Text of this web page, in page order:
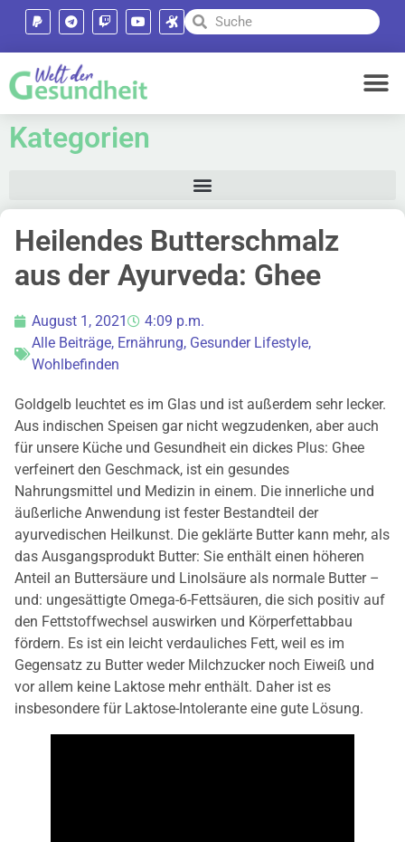
Kategorien
Heilendes Butterschmalz
aus der Ayurveda: Ghee
August 1, 2021
4:09 p.m.
Alle Beiträge, Ernährung, Gesunder Lifestyle,
Wohlbefinden
Goldgelb leuchtet es im Glas und ist außerdem sehr lecker.
Aus indischen Speisen gar nicht wegzudenken, aber auch
für unsere Küche und Gesundheit ein dickes Plus: Ghee
verfeinert den Geschmack, ist ein gesundes
Nahrungsmittel und Medizin in einem. Die innerliche und
äußerliche Anwendung ist fester Bestandteil der
ayurvedischen Heilkunst. Die geklärte Butter kann mehr, als
das Ausgangsprodukt Butter: Sie enthält einen höheren
Anteil an Buttersäure und Linolsäure als normale Butter –
und: ungesättigte Omega-6-Fettsäuren, die sich positiv auf
den Fettstoffwechsel auswirken und Körperfettabbau
fördern. Es ist ein leicht verdauliches Fett, weil es im
Gegensatz zu Butter weder Milchzucker noch Eiweiß und
vor allem keine Laktose mehr enthält. Daher ist es
insbesondere für Laktose-Intolerante eine gute Lösung.